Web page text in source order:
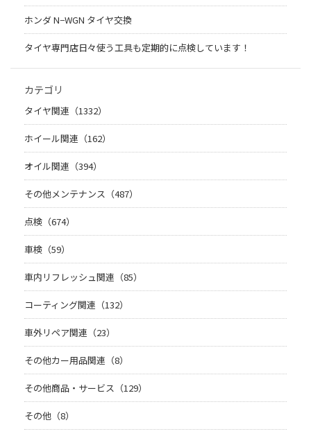
ホンダ N−WGN タイヤ交換
タイヤ専門店日々使う工具も定期的に点検しています！
カテゴリ
タイヤ関連（1332）
ホイール関連（162）
オイル関連（394）
その他メンテナンス（487）
点検（674）
車検（59）
車内リフレッシュ関連（85）
コーティング関連（132）
車外リペア関連（23）
その他カー用品関連（8）
その他商品・サービス（129）
その他（8）